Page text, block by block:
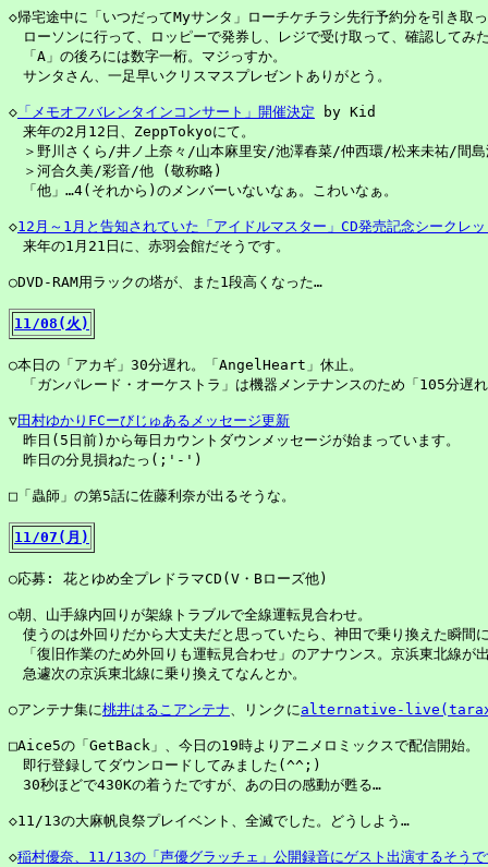
◇帰宅途中に「いつだってMyサンタ」ローチケチラシ先行予約分を引き取
ローソンに行って、ロッピーで発券し、レジで受け取って、確認してみ
「A」の後ろには数字一桁。マジっすか。
サンタさん、一足早いクリスマスプレゼントありがとう。
◇ 「メモオフバレンタインコンサート」開催決定 by Kid
来年の2月12日、ZeppTokyoにて。
＞野川さくら/井ノ上奈々/山本麻里安/池澤春菜/仲西環/松来未祐/間島
＞河合久美/彩音/他 (敬称略)
「他」…4(それから)のメンバーいないなぁ。こわいなぁ。
◇12月～1月と告知されていた「アイドルマスター」CD発売記念シークレ
来年の1月21日に、赤羽会館だそうです。
○DVD-RAM用ラックの塔が、また1段高くなった…
11/08(火)
○本日の「アカギ」30分遅れ。「AngelHeart」休止。
「ガンパレード・オーケストラ」は機器メンテナンスのため「105分遅
▽田村ゆかりFCーびじゅあるメッセージ更新
昨日(5日前)から毎日カウントダウンメッセージが始まっています。
昨日の分見損ねたっ(;'-')
□「蟲師」の第5話に佐藤利奈が出るそうな。
11/07(月)
○応募: 花とゆめ全プレドラマCD(V・Bローズ他)
○朝、山手線内回りが架線トラブルで全線運転見合わせ。
使うのは外回りだから大丈夫だと思っていたら、神田で乗り換えた瞬間
「復旧作業のため外回りも運転見合わせ」のアナウンス。京浜東北線が
急遽次の京浜東北線に乗り換えてなんとか。
○アンテナ集に桃井はるこアンテナ、リンクにalternative-live(tarax
□Aice5の「GetBack」、今日の19時よりアニメロミックスで配信開始。
即行登録してダウンロードしてみました(^^;)
30秒ほどで430Kの着うたですが、あの日の感動が甦る…
◇11/13の大麻帆良祭プレイベント、全滅でした。どうしよう…
◇稲村優奈、11/13の「声優グラッチェ」公開録音にゲスト出演するそう